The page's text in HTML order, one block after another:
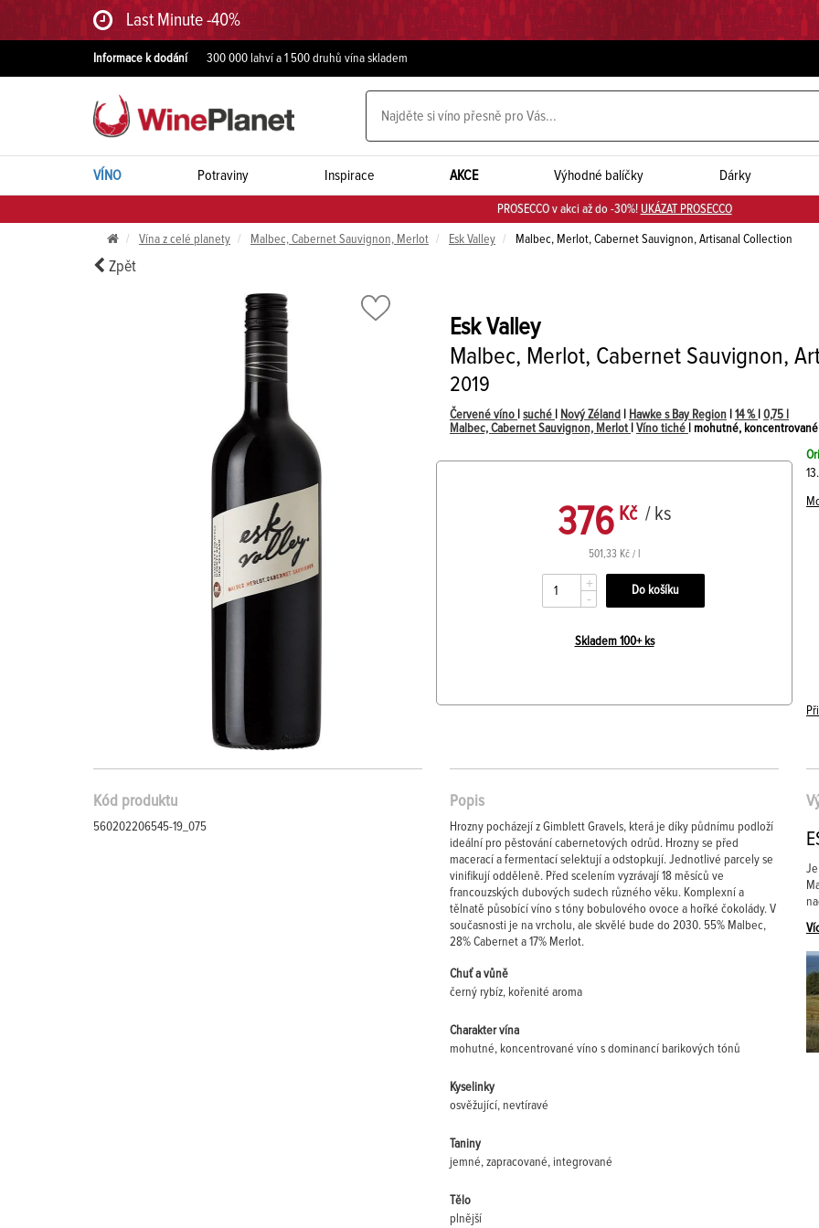
Last Minute -40%
Informace k dodání 300 000 lahví a 1 500 druhů vína skladem
VÍNO Potraviny Inspirace AKCE Výhodné balíčky Dárky
PROSECCO v akci až do -30%! UKÁZAT PROSECCO
Vína z celé planety Malbec, Cabernet Sauvignon, Merlot Esk Valley Malbec, Merlot, Cabernet Sauvignon, Artisanal Collection
Zpět
Esk Valley
Malbec, Merlot, Cabernet Sauvignon,
2019
Červené víno suché Nový Zéland Hawke s Bay Region 14 % 0,75 l
Malbec, Cabernet Sauvignon, Merlot
Víno tiché | mohutné,
376 Kč / ks
501,33 Kč / l
+
-
Skladem 100+ ks
Kód produktu
560202206545-19_075
Popis
Hrozny pocházejí z Gimblett Gravels, která je díky půdnímu podloží
ideální pro pěstování cabernetových odrůd. Hrozny se před
macerací a fermentací selektují a odstopkují. Jednotlivé parcely se
vinifikují odděleně. Před scelením vyzrávají 18 měsíců ve
francouzských dubových sudech různého věku. Komplexní a
tělnatě působící víno s tóny bobulového ovoce a hořké čokolády. V
současnosti je na vrcholu, ale skvělé bude do 2030. 55% Malbec,
28% Cabernet a 17% Merlot.
Chuť a vůně
černý rybíz, kořenité aroma
Charakter vína
mohutné, koncentrované víno s dominancí barikových tónů
Kyselinky
osvěžující, nevtíravé
Taniny
jemné, zapracované, integrované
Tělo
plnější